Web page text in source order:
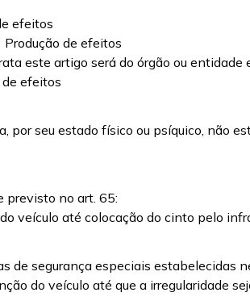
efeitos
de efeitos
este artigo será do órgão ou
efeitos
seu estado físico ou psíquico, não
previsto no art. 65:
veículo até colocação do cinto pelo
de segurança especiais estabelecidas
do veículo até que a irregularidade